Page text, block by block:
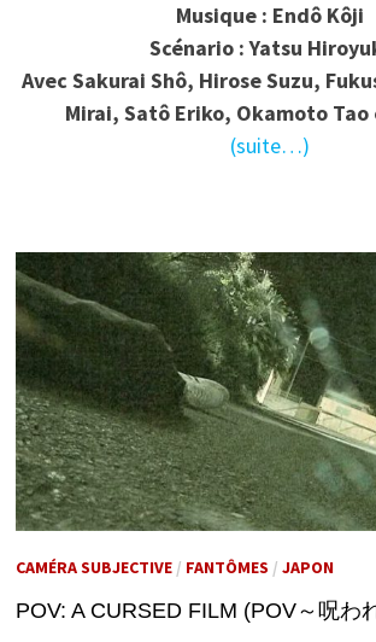
Musique : Endô Kôji
Scénario : Yatsu
Avec Sakurai Shô, Hirose Suzu,
Mirai, Satô Eriko, Okamoto Tao
(suite…)
CAMÉRA SUBJECTIVE/ FANTÔMES / JAPON
POV: A CURSED FILM (POV～呪わ